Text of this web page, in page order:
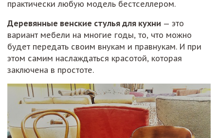
практически любую модель бестселлером.
Деревянные венские стулья для кухни — это
вариант мебели на многие годы, то, что можно
будет передать своим внукам и правнукам. И при
этом самим наслаждаться красотой, которая
заключена в простоте.